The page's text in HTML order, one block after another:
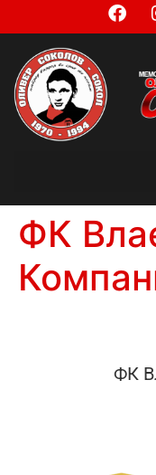
ФК
ФК